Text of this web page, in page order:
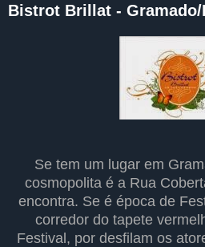
Bistrot Brillat - Gramado/
Se tem um lugar em
cosmopolita é a Rua
encontra. Se é época de
corredor do tapete
Festival, por desfilam os